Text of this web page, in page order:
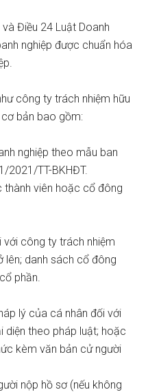
Điều 24 Luật Doanh
nghiệp được chuẩn hóa
công ty trách nhiệm hữu
bản bao gồm:
nghiệp theo mẫu ban
2021/TT-BKHĐT.
viên hoặc cổ đông
với công ty trách nhiệm
lên; danh sách cổ đông
phần.
lý của cá nhân đối với
diện theo pháp luật; hoặc
kèm văn bản cử người
nộp hồ sơ (nếu không